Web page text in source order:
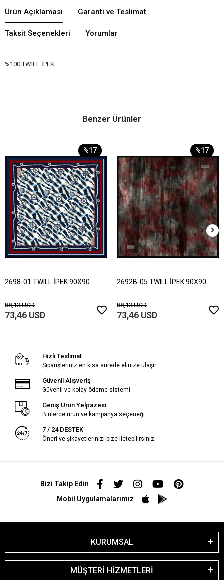
Ürün Açıklaması Garanti ve Teslimat
Taksit Seçenekleri Yorumlar
%100 TWILL İPEK
Benzer Ürünler
%17
2698-01 TWILL İPEK 90X90
88,13 USD
73,46 USD
%17
2692B-05 TWILL İPEK 90X90
88,13 USD
73,46 USD
Hızlı Teslimat
Siparişleriniz en kısa sürede elinize ulaşır.
Güvenli Alışveriş
Güvenli ve kolay ödeme sistemi
Geniş Ürün Yelpazesi
Binlerce ürün ve kampanya seçeneği
7 / 24 DESTEK
Öneri ve şikayetlerinizi bize iletebilirsiniz.
Bizi Takip Edin
Mobil Uygulamalarımız
KURUMSAL
MÜŞTERİ HİZMETLERİ